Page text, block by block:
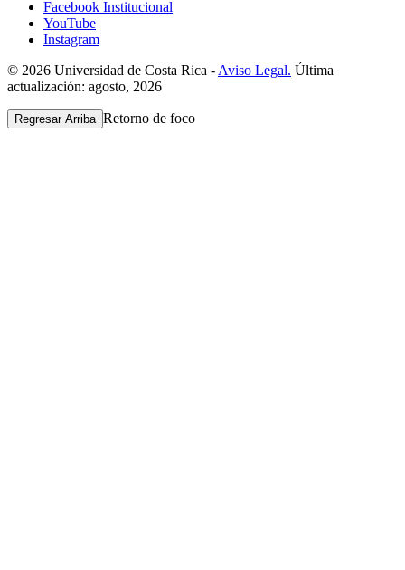
Facebook Institucional
YouTube
Instagram
© 2026 Universidad de Costa Rica - Aviso Legal. Última
actualización: agosto, 2026
Regresar Arriba Retorno de foco